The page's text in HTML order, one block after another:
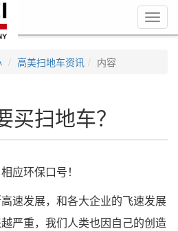
高美扫地车资讯 内容
买扫地车？
应环保口号！
速发展，和各大企业的飞速发展
严重，我们人类也因自己的创造